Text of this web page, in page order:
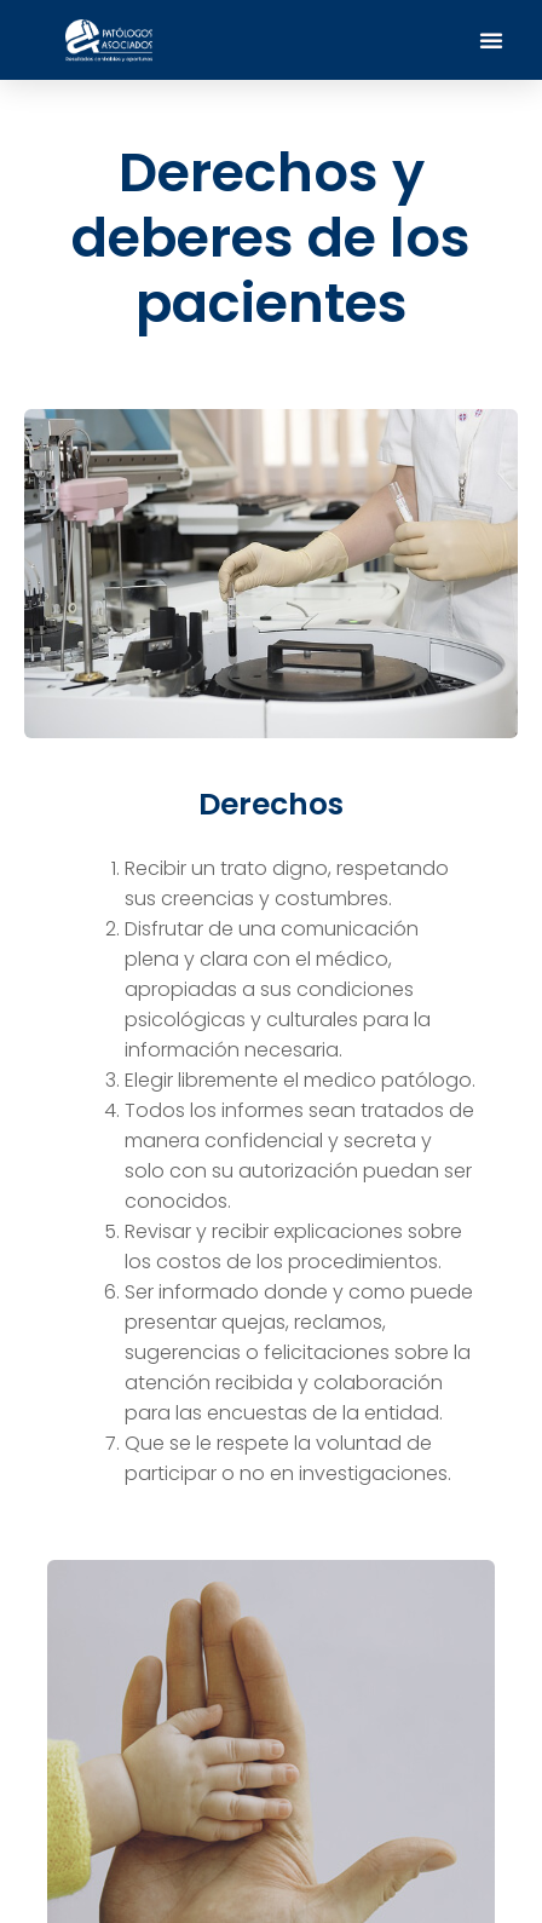
Derechos y
deberes de los
pacientes
Derechos
Recibir un trato digno, respetando
sus creencias y costumbres.
Disfrutar de una comunicación
plena y clara con el médico,
apropiadas a sus condiciones
psicológicas y culturales para la
información necesaria.
Elegir libremente el medico patólogo.
Todos los informes sean tratados de
manera confidencial y secreta y
solo con su autorización puedan ser
conocidos.
Revisar y recibir explicaciones sobre
los costos de los procedimientos.
Ser informado donde y como puede
presentar quejas, reclamos,
sugerencias o felicitaciones sobre la
atención recibida y colaboración
para las encuestas de la entidad.
Que se le respete la voluntad de
participar o no en investigaciones.